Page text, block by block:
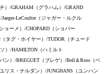
）/GRAHAM（グラハム）/GRAND
LeCoultre（ジャガー・ルクル
ョーメ）/CHOPARD（ショパー
タグ・ホイヤー）/TUDOR（チュード
）/HAMILTON（ハミルト
ン）/BREGUET（ブレゲ）/Bell＆Ross（ベ
リス・ナルダン）/JUNGHANS（ユンハン